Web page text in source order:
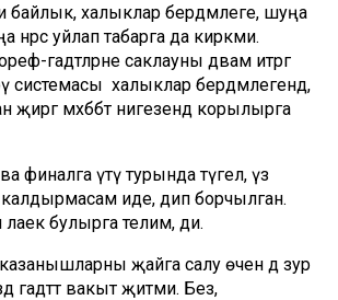
байлык, халыклар бердәмлеге, шуңа
нәрсә уйлап табарга да кирәкми.
гадәтләрне саклауны дәвам итәргә
системасы халыклар бердәмлегендә,
җиргә мәхәббәт нигезендә корылырга
финалга үтү турында түгел, үз
калдырмасам иде, дип борчылган.
лаек булырга телим, ди.
казанышларны җайга салу өчен дә зур
гадәттә вакыт җитми. Без,